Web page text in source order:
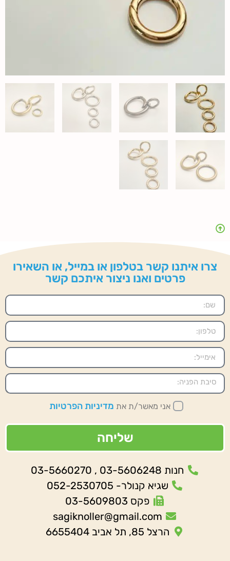
צרו איתנו קשר בטלפון או במייל, או השאירו
פרטים ואנו ניצור איתכם קשר
אני מאשר/ת את מדיניות הפרטיות
שליחה
חנות 03-5606248 , 03-5660270
שגיא קנולר- 052-2530705
פקס 03-5609803
sagiknoller@gmail.com
הרצל 85, תל אביב 6655404